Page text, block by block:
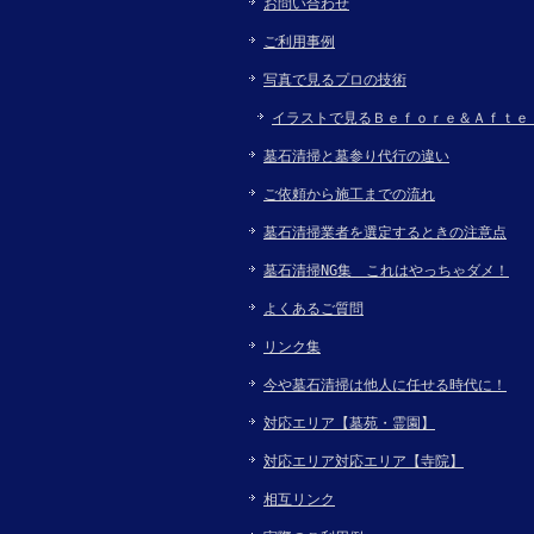
お問い合わせ
ご利用事例
写真で見るプロの技術
イラストで見るＢｅｆｏｒｅ＆Ａｆｔｅ
墓石清掃と墓参り代行の違い
ご依頼から施工までの流れ
墓石清掃業者を選定するときの注意点
墓石清掃NG集 これはやっちゃダメ！
よくあるご質問
リンク集
今や墓石清掃は他人に任せる時代に！
対応エリア【墓苑・霊園】
対応エリア対応エリア【寺院】
相互リンク